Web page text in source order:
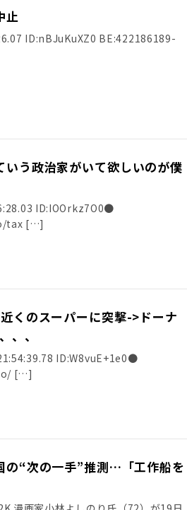
止
ID:nBJuKuXZ0 BE:422186189-
う政治家がいて欲しいのが僕
ID:IOOrkz7O0●
tax […]
くのスーパーに突撃->ドーナ
、、
ID:W8vuE+1e0●
[…]
の“次の一手”推測…「工作船を